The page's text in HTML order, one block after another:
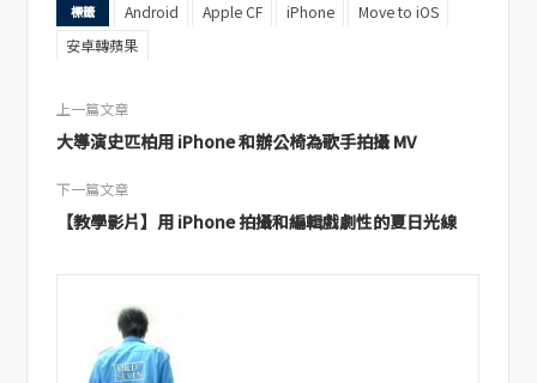
標籤 Android Apple CF iPhone
Move to iOS
安卓轉蘋果
上一篇文章
大導演史匹柏用 iPhone 和辦公椅為歌手拍攝 MV
下一篇文章
【教學影片】用 iPhone 拍攝和編輯戲劇性的夏日光線